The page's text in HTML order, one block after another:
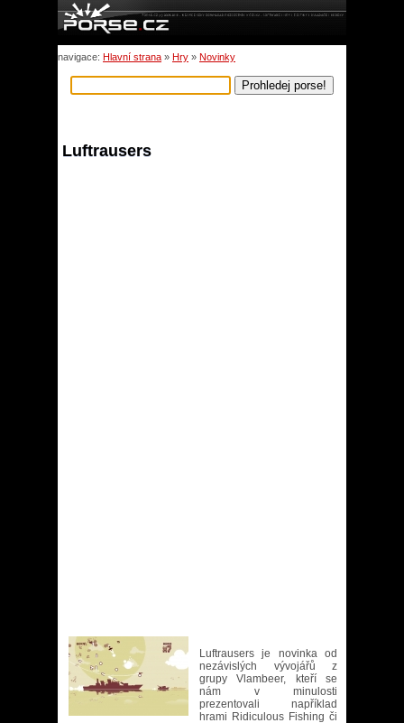
navigace: Hlavní strana » Hry » Novinky
Luftrausers
Luftrausers je novinka od
nezávislých vývojářů z
grupy Vlambeer, kteří se
nám v minulosti
prezentovali například
hrami Ridiculous Fishing či